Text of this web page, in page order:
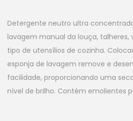
Detergente neutro ultra
lavagem manual da louça, talheres,
tipo de utensílios de cozinha.
esponja de lavagem remove e
facilidade, proporcionando uma
nível de brilho. Contém emolientes